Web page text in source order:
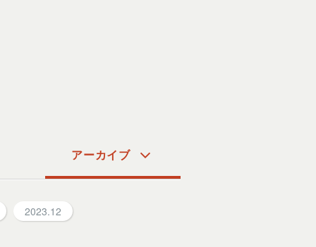
アーカイブ
2023.12